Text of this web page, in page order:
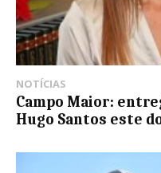
NOTÍCIAS
Campo Maior:
Hugo Santos este